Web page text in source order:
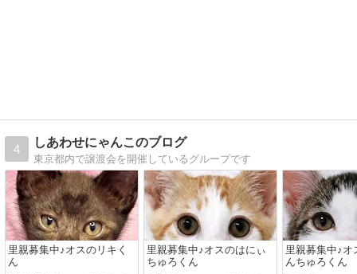
4
しあわせにゃんこのブログ
東京都内で譲渡会を開催しているグループです
里親募集中♪オスのリキく
ん
里親募集中♪オスのはにぃ
ちゅろくん
里親募集中♪オ
んちゅろくん